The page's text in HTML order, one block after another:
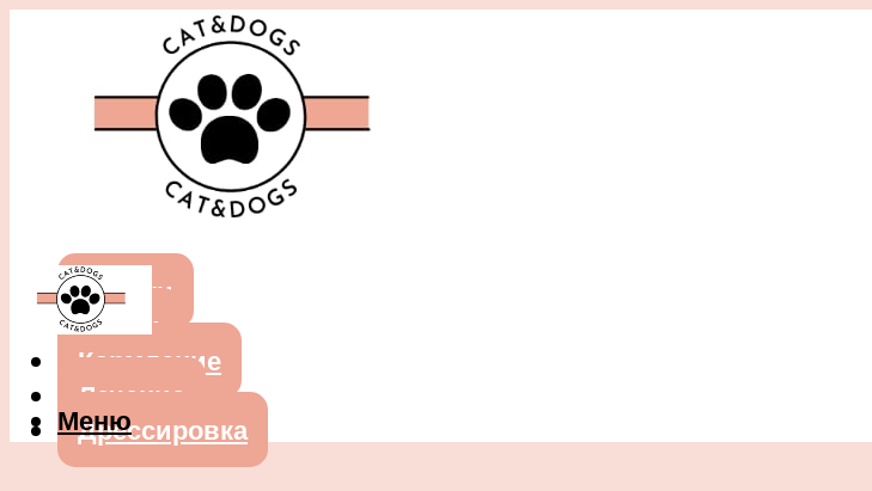
Собаки
Кошки
Кормление
Лечение
Дрессировка
Меню